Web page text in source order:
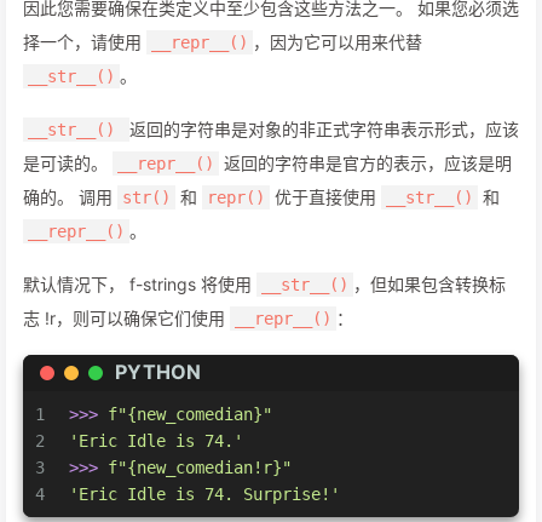
因此您需要确保在类定义中至少包含这些方法之一。 如果您必须选
择一个，请使用
__repr__() ，因为它可以用来代替
__str__() 。
__str__()
返回的字符串是对象的非正式字符串表示形式，应该
是可读的。
__repr__()
返回的字符串是官方的表示，应该是明
确的。 调用
str() 和 repr() 优于直接使用 __str__() 和
__repr__() 。
默认情况下， f-strings 将使用 __str__() ，但如果包含转换标
志 !r，则可以确保它们使用
__repr__() ：
PYTHON
1
2
3
4
>>> f"{new_comedian}"
'Eric Idle is 74.'
>>> f"{new_comedian!r}"
'Eric Idle is 74. Surprise!'